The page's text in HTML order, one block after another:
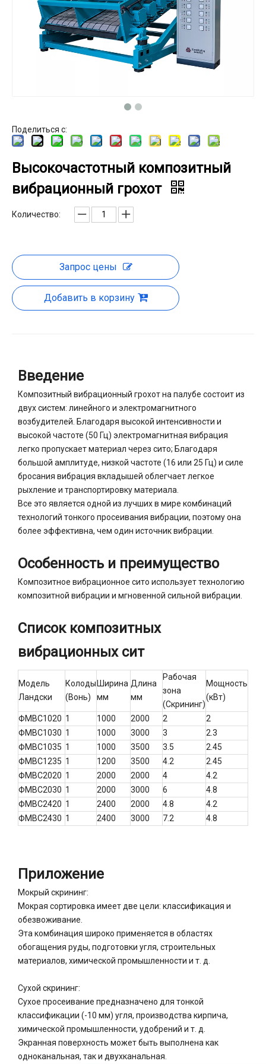
Поделиться с:
Высокочастотный композитный
вибрационный грохот
Количество:
Запрос цены
Добавить в корзину
Введение
Композитный вибрационный грохот на палубе состоит из
двух систем: линейного и электромагнитного
возбудителей. Благодаря высокой интенсивности и
высокой частоте (50 Гц) электромагнитная вибрация
легко пропускает материал через сито; Благодаря
большой амплитуде, низкой частоте (16 или 25 Гц) и силе
бросания вибрация вкладышей облегчает легкое
рыхление и транспортировку материала.
Все это является одной из лучших в мире комбинаций
технологий тонкого просеивания вибрации, поэтому она
более эффективна, чем один источник вибрации.
Особенность и преимущество
Композитное вибрационное сито использует технологию
композитной вибрации и мгновенной сильной вибрации.
Список композитных
вибрационных сит
Модель
Ландски
Колоды
(Вонь)
Ширина
мм
Длина
мм
Рабочая
зона
(Скрининг)
Мощность
(кВт)
ФМВС1020 1 1000 2000 2
2
ФМВС1030 1 1000 3000 3
2.3
ФМВС1035 1 1000 3500 3.5
2.45
ФМВС1235 1 1200 3500 4.2
2.45
ФМВС2020 1 2000 2000 4
4.2
ФМВС2030 1 2000 3000 6
4.8
ФМВС2420 1 2400 2000 4.8
4.2
ФМВС2430 1 2400 3000 7.2 4.8
Приложение
Мокрый скрининг:
Мокрая сортировка имеет две цели: классификация и
обезвоживание.
Эта комбинация широко применяется в областях
обогащения руды, подготовки угля, строительных
материалов, химической промышленности и т. д.
Сухой скрининг:
Сухое просеивание предназначено для тонкой
классификации (-10 мм) угля, производства кирпича,
химической промышленности, удобрений и т. д.
Экранная поверхность может быть выполнена как
одноканальная, так и двухканальная.